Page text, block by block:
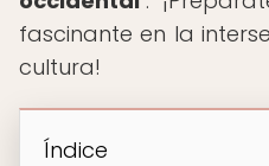
fascinante en la
cultura!
Índice